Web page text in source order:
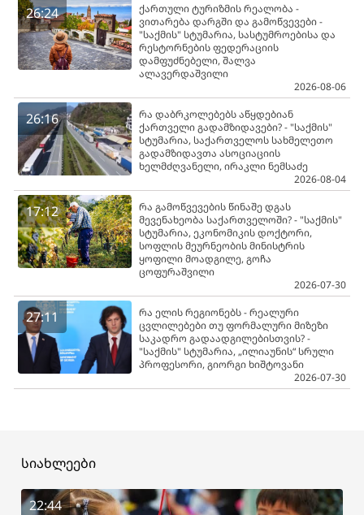
26:24
ქართული ტურიზმის რეალობა -
ვითარება დარგში და გამოწვევები -
"საქმის" სტუმარია, სასტუმროებისა და
რესტორნების ფედერაციის
დამფუძნებელი, შალვა
ალავერდაშვილი
2026-08-06
26:16
რა დაბრკოლებებს აწყდებიან
ქართველი გადამზიდავები? - "საქმის"
სტუმარია, საქართველოს სახმელეთო
გადამზიდავთა ასოციაციის
ხელმძღვანელი, ირაკლი ნემსაძე
2026-08-04
17:12
რა გამოწვევების წინაშე დგას
მევენახეობა საქართველოში? - "საქმის"
სტუმარია, ეკონომიკის დოქტორი,
სოფლის მეურნეობის მინისტრის
ყოფილი მოადგილე, გოჩა
ცოფურაშვილი
2026-07-30
27:11
რა ელის რეგიონებს - რეალური
ცვლილებები თუ ფორმალური მიზეზი
საკადრო გადაადგილებისთვის? -
"საქმის" სტუმარია, „ილიაუნის“ სრული
პროფესორი, გიორგი ხიშტოვანი
2026-07-30
სიახლეები
22:44